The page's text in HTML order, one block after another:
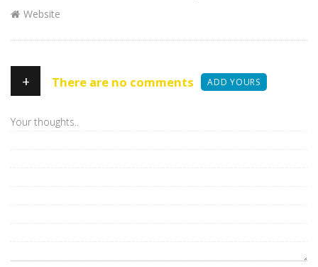
Website
+ There are no comments ADD YOURS